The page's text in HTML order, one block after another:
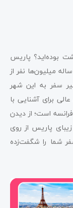
بوده‌اید؟ پاریس
میلیون‌ها نفر از
سفر به این شهر
برای آشنایی با
است؛ از دیدن
پاریس از روی
شما را شگفت‌زده